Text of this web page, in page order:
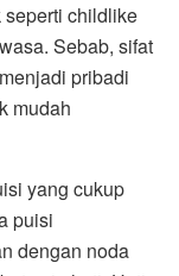
childlike
Sebab, sifat
pribadi
mudah
yang cukup
puisi
dengan noda